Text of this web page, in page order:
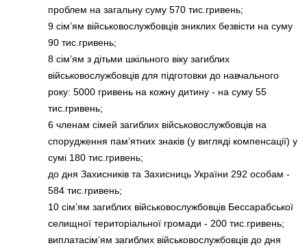
проблем на загальну суму 570 тис.гривень;
9 сім’ям військовослужбовців зниклих безвісти на суму
90 тис.гривень;
8 сім’ям з дітьми шкільного віку загиблих
військовослужбовців для підготовки до навчального
року: 5000 гривень на кожну дитину - на суму 55
тис.гривень;
6 членам сімей загиблих військовослужбовців на
спорудження пам’ятних знаків (у вигляді компенсації) у
сумі 180 тис.гривень;
до дня Захисників та Захисниць України 292 особам -
584 тис.гривень;
10 сім’ям загиблих військовослужбовців Бессарабської
селищної територіальної громади - 200 тис.гривень;
виплатасім’ям загиблих військовослужбовців до дня